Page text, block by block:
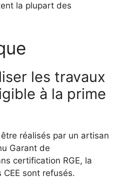
la plupart des
les travaux
à la prime
réalisés par un artisan
Garant de
certification RGE, la
sont refusés.